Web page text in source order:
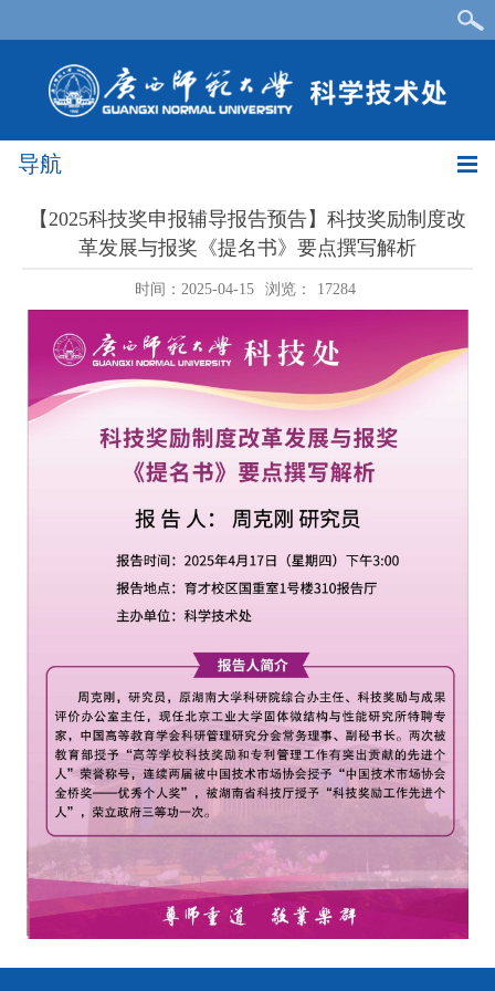
导航
【2025科技奖申报辅导报告预告】科技奖励制度改
革发展与报奖《提名书》要点撰写解析
时间：2025-04-15 浏览： 17284